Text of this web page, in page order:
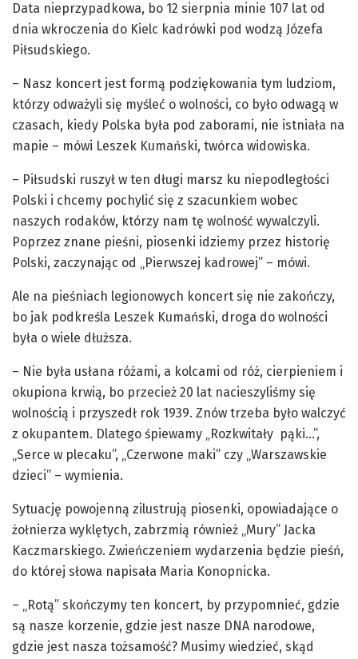
Data nieprzypadkowa, bo 12 sierpnia minie 107 lat od
dnia wkroczenia do Kielc kadrówki pod wodzą Józefa
Piłsudskiego.
– Nasz koncert jest formą podziękowania tym ludziom,
którzy odważyli się myśleć o wolności, co było odwagą w
czasach, kiedy Polska była pod zaborami, nie istniała na
mapie – mówi Leszek Kumański, twórca widowiska.
– Piłsudski ruszył w ten długi marsz ku niepodległości
Polski i chcemy pochylić się z szacunkiem wobec
naszych rodaków, którzy nam tę wolność wywalczyli.
Poprzez znane pieśni, piosenki idziemy przez historię
Polski, zaczynając od „Pierwszej kadrowej” – mówi.
Ale na pieśniach legionowych koncert się nie zakończy,
bo jak podkreśla Leszek Kumański, droga do wolności
była o wiele dłuższa.
– Nie była usłana różami, a kolcami od róż, cierpieniem i
okupiona krwią, bo przecież 20 lat nacieszyliśmy się
wolnością i przyszedł rok 1939. Znów trzeba było walczyć
z okupantem. Dlatego śpiewamy „Rozkwitały pąki…”,
„Serce w plecaku”, „Czerwone maki” czy „Warszawskie
dzieci” – wymienia.
Sytuację powojenną zilustrują piosenki, opowiadające o
żołnierza wyklętych, zabrzmią również „Mury” Jacka
Kaczmarskiego. Zwieńczeniem wydarzenia będzie pieśń,
do której słowa napisała Maria Konopnicka.
– „Rotą” skończymy ten koncert, by przypomnieć, gdzie
są nasze korzenie, gdzie jest nasze DNA narodowe,
gdzie jest nasza tożsamość? Musimy wiedzieć, skąd